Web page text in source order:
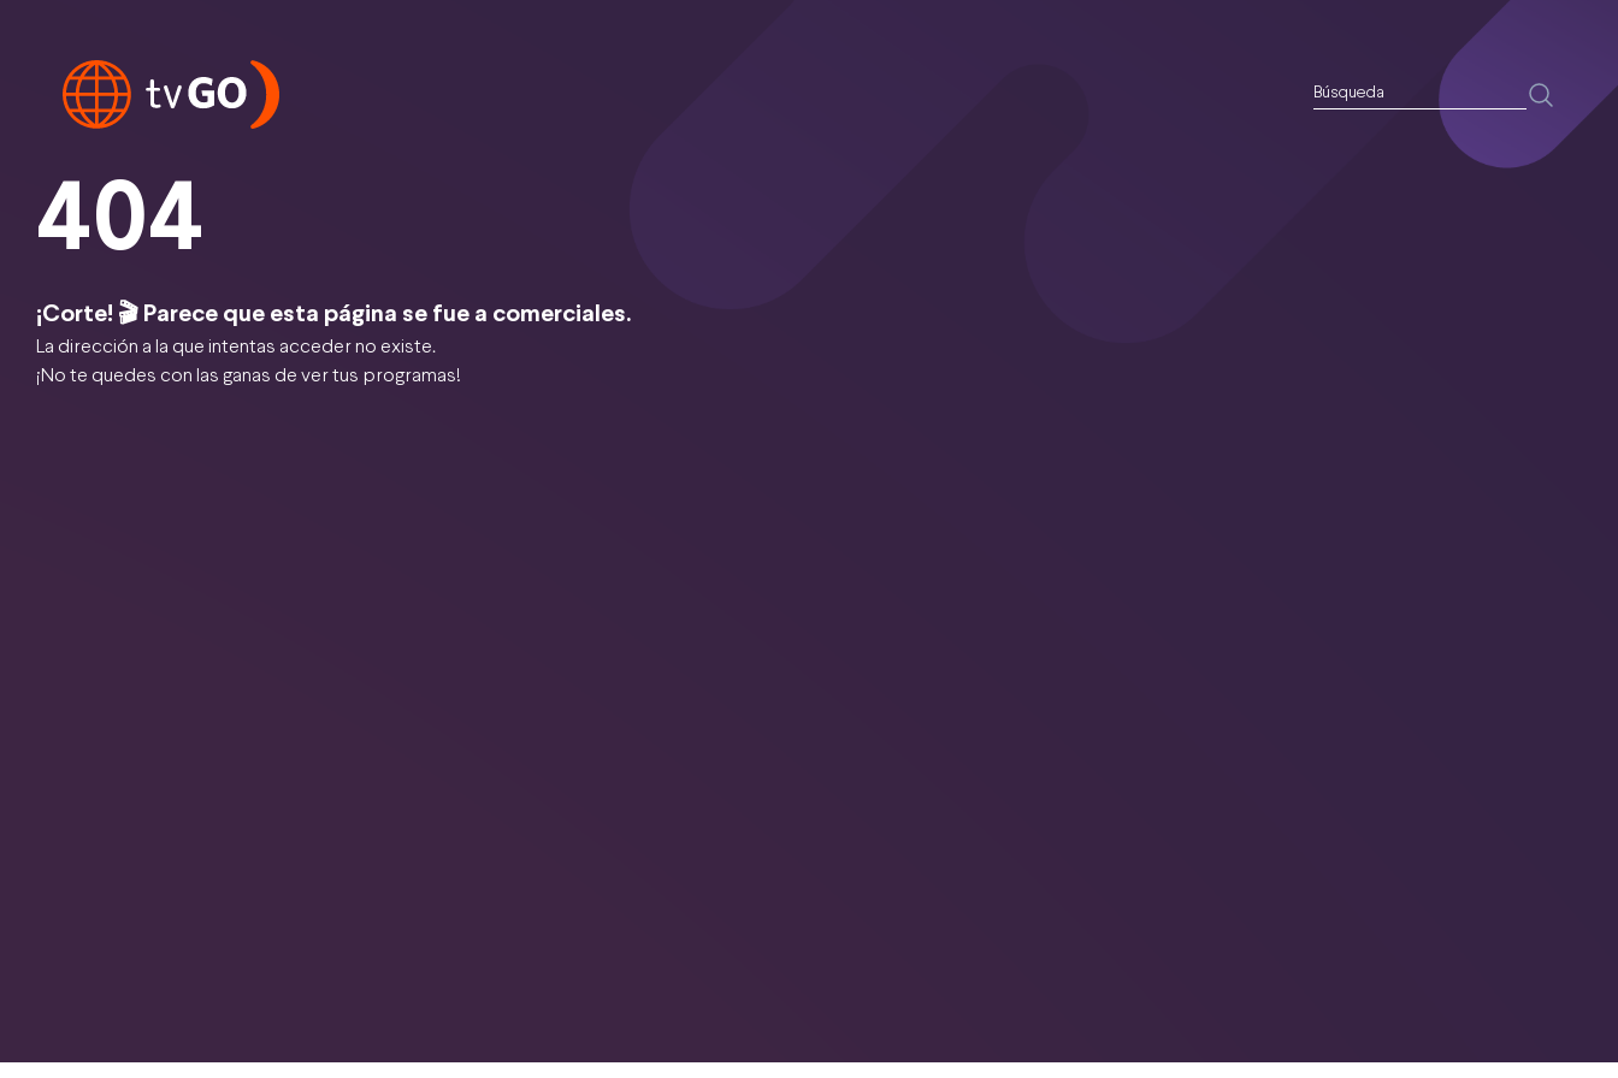
404
¡Corte! 🎬 Parece que esta página se fue a comerciales.
La dirección a la que intentas acceder no existe.
¡No te quedes con las ganas de ver tus programas!